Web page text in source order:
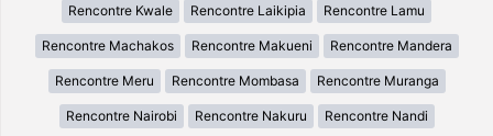
Rencontre Kwale Rencontre Laikipia Rencontre Lamu
Rencontre Machakos Rencontre Makueni Rencontre Mandera
Rencontre Meru Rencontre Mombasa Rencontre Muranga
Rencontre Nairobi Rencontre Nakuru Rencontre Nandi